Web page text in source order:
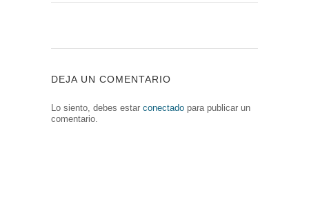
DEJA UN COMENTARIO
Lo siento, debes estar conectado para publicar un
comentario.